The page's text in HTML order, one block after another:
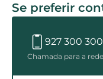
Se preferir
927 300 300
Chamada para a